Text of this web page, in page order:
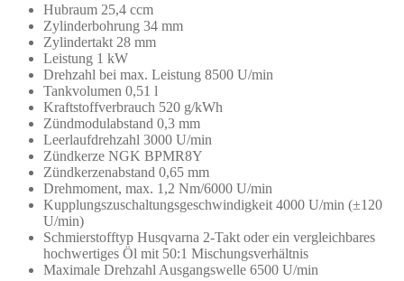
Hubraum 25,4 ccm
Zylinderbohrung 34 mm
Zylindertakt 28 mm
Leistung 1 kW
Drehzahl bei max. Leistung 8500 U/min
Tankvolumen 0,51 l
Kraftstoffverbrauch 520 g/kWh
Zündmodulabstand 0,3 mm
Leerlaufdrehzahl 3000 U/min
Zündkerze NGK BPMR8Y
Zündkerzenabstand 0,65 mm
Drehmoment, max. 1,2 Nm/6000 U/min
Kupplungszuschaltungsgeschwindigkeit 4000 U/min (±120
U/min)
Schmierstofftyp Husqvarna 2-Takt oder ein vergleichbares
hochwertiges Öl mit 50:1 Mischungsverhältnis
Maximale Drehzahl Ausgangswelle 6500 U/min